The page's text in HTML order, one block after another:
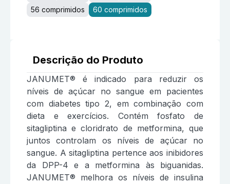
56 comprimidos
60 comprimidos
Descrição do Produto
JANUMET® é indicado para reduzir os
níveis de açúcar no sangue em pacientes
com diabetes tipo 2, em combinação com
dieta e exercícios. Contém fosfato de
sitagliptina e cloridrato de metformina, que
juntos controlam os níveis de açúcar no
sangue. A sitagliptina pertence aos inibidores
da DPP-4 e a metformina às biguanidas.
JANUMET® melhora os níveis de insulina